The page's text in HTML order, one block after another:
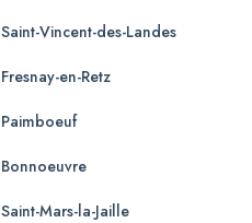
Saint-Vincent-des-Landes
Fresnay-en-Retz
Paimboeuf
Bonnoeuvre
Saint-Mars-la-Jaille